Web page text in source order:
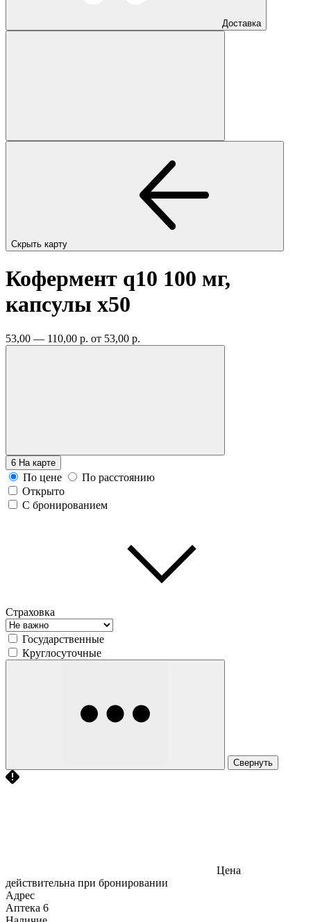
Доставка
Скрыть карту
Кофермент q10 100 мг,
капсулы x50
53,00 — 110,00 р. от 53,00 р.
6 На карте
По цене
По расстоянию
Открыто
С бронированием
Страховка
Государственные
Круглосуточные
Свернуть
Цена
действительна при бронировании
Адрес
Аптека 6